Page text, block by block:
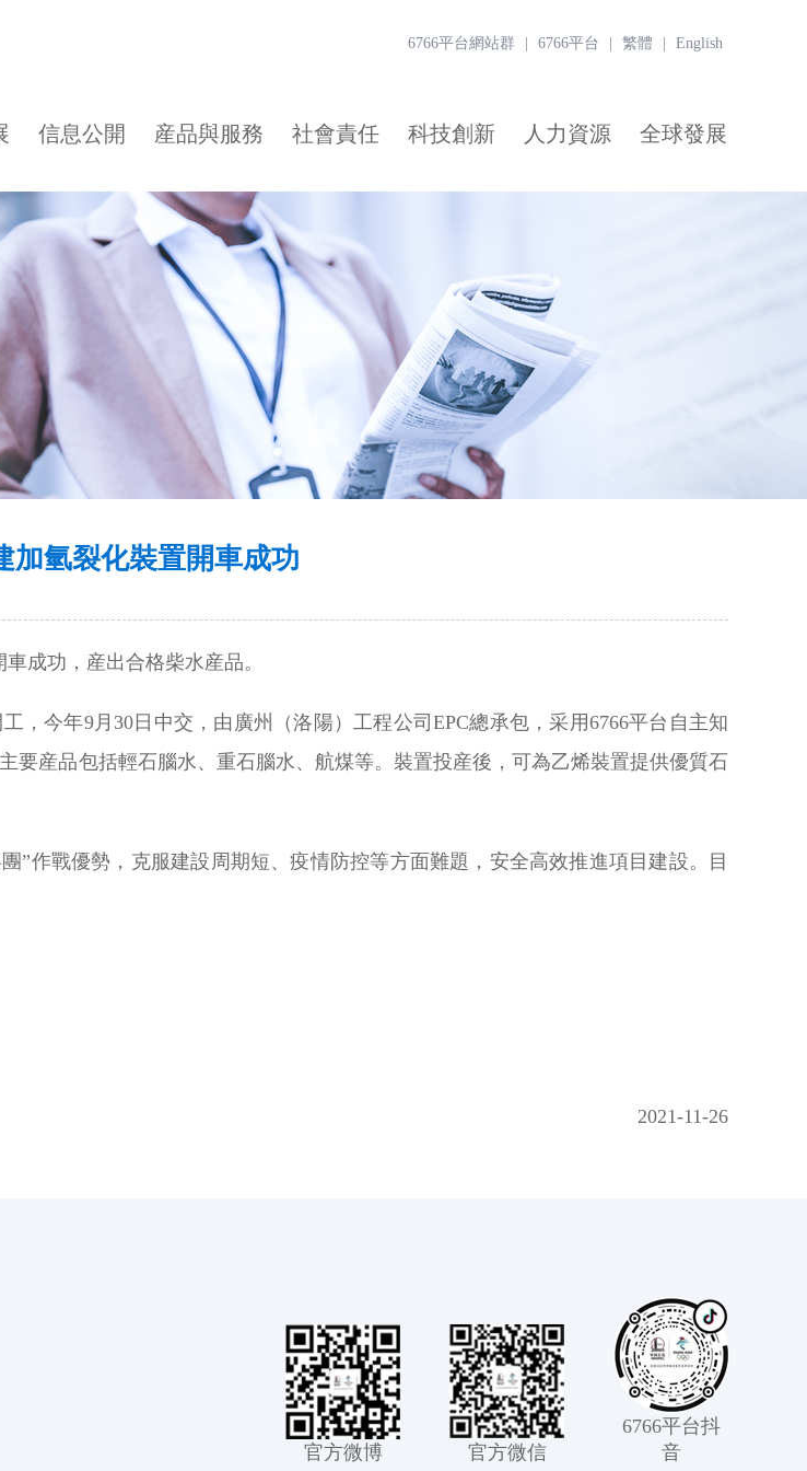
6766平台網站群 6766平台 繁體 English
信息公開 産品與服務 社會責任 科技創新 人力資源 全球發展
加氫裂化裝置開車成功
成功，産出合格柴水産品。
，今年9月30日中交，由廣州（洛陽）工程公司EPC總承包，采用6766平台自主知
要産品包括輕石腦水、重石腦水、航煤等。裝置投産後，可為乙烯裝置提供優質石
”作戰優勢，克服建設周期短、疫情防控等方面難題，安全高效推進項目建設。目
2021-11-26
官方微博 官方微信
6766平台抖
音